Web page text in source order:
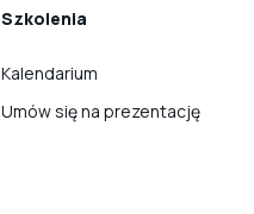
Szkolenia
Kalendarium
Umów się na prezentację